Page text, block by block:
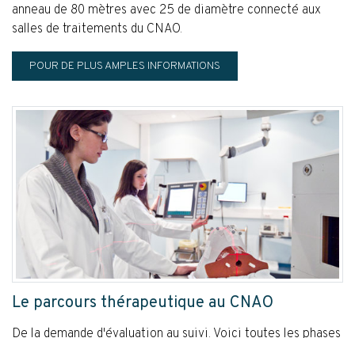
anneau de 80 mètres avec 25 de diamètre connecté aux
salles de traitements du CNAO.
POUR DE PLUS AMPLES INFORMATIONS
Le parcours thérapeutique au CNAO
De la demande d'évaluation au suivi. Voici toutes les phases